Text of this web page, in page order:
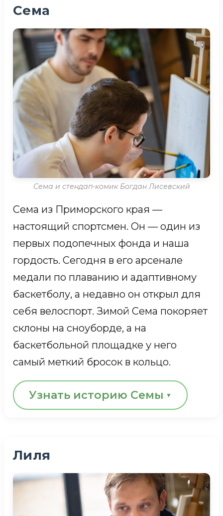
любимых животных. Он очень
любознательный мальчик. У него
отличная память: он знает всех по
именам и помнит, как зовут собаку
воспитателя. Рустам обожает изучать
растения, поливать их и наблюдать за
божьими коровками. Лечение
продолжается, но мы уверены, что у
этого маленького героя большое
КАРТИНА РУСТАМА, НИНО И ДАВИДА
Сема
Сема и стендап-комик Богдан Лисевский
Сема из Приморского края —
настоящий спортсмен. Он — один из
первых подопечных фонда и наша
гордость. Сегодня в его арсенале
медали по плаванию и адаптивному
баскетболу, а недавно он открыл для
себя велоспорт. Зимой Сема покоряет
склоны на сноуборде, а на
баскетбольной площадке у него
самый меткий бросок в кольцо.
Узнать историю Семы
забывает сказать «спасибо» и всегда
«Как дела? Все ли
Лиля